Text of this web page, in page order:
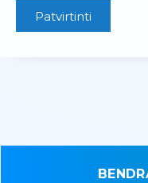
Patvirtinti